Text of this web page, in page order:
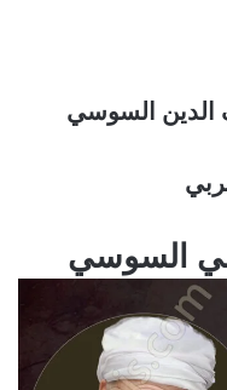
الدين السوسي
السوسي